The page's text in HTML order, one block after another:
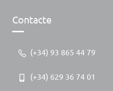
Contacte
(+34) 93 865 44 79
(+34) 629 36 74 01